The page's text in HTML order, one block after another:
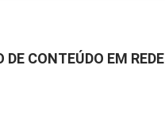
CONTEÚDO EM